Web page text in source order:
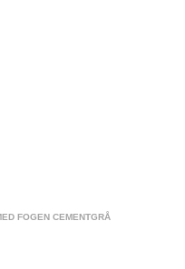
FOGEN CEMENTGRÅ